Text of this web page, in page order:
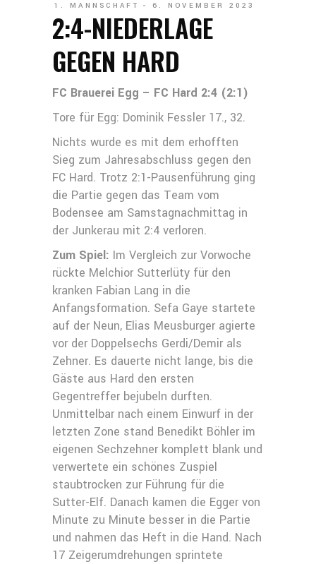
1. MANNSCHAFT 6. NOVEMBER 2023
2:4-NIEDERLAGE
GEGEN HARD
FC Brauerei Egg – FC Hard 2:4 (2:1)
Tore für Egg: Dominik Fessler 17., 32.
Nichts wurde es mit dem erhofften
Sieg zum Jahresabschluss gegen den
FC Hard. Trotz 2:1-Pausenführung ging
die Partie gegen das Team vom
Bodensee am Samstagnachmittag in
der Junkerau mit 2:4 verloren.
Zum Spiel: Im Vergleich zur Vorwoche
rückte Melchior Sutterlüty für den
kranken Fabian Lang in die
Anfangsformation. Sefa Gaye startete
auf der Neun, Elias Meusburger agierte
vor der Doppelsechs Gerdi/Demir als
Zehner. Es dauerte nicht lange, bis die
Gäste aus Hard den ersten
Gegentreffer bejubeln durften.
Unmittelbar nach einem Einwurf in der
letzten Zone stand Benedikt Böhler im
eigenen Sechzehner komplett blank und
verwertete ein schönes Zuspiel
staubtrocken zur Führung für die
Sutter-Elf. Danach kamen die Egger von
Minute zu Minute besser in die Partie
und nahmen das Heft in die Hand. Nach
17 Zeigerumdrehungen sprintete